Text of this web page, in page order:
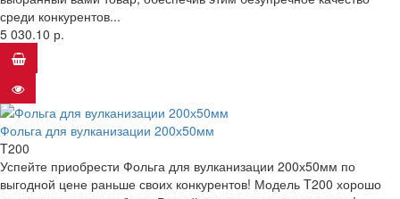
среди конкурентов...
5 030.10 р.
Фольга для вулканизации 200х50мм
T200
Успейте приобрести Фольга для вулканизации 200х50мм по
выгодной цене раньше своих конкурентов! Модель T200 хорошо